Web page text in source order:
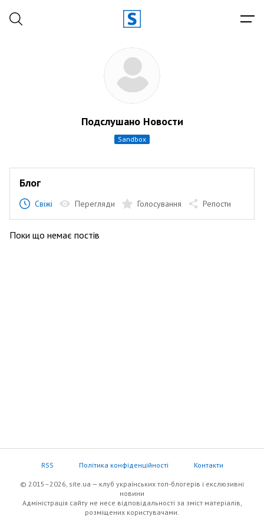
Подслушано Новости
sandbox
Блог
Свіжі Перегляди Голосування Репости
Поки що немає постів
RSS Політика конфіденційності Контакти
© 2015–2026, site.ua — клуб українських топ-блогерів i екслюзивнi
новини
Адміністрація сайту не несе відповідальності за зміст матеріалів,
розміщених користувачами.